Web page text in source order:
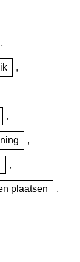
,
,
,
,
,
plaatsen ,